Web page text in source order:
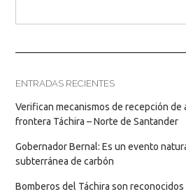
ENTRADAS RECIENTES
Verifican mecanismos de recepción de
frontera Táchira – Norte de Santander
Gobernador Bernal: Es un evento
subterránea de carbón
Bomberos del Táchira son